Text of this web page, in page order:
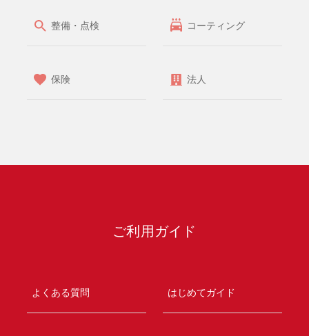
整備・点検 コーティング
保険 法人
ご利用ガイド
よくある質問 はじめてガイド